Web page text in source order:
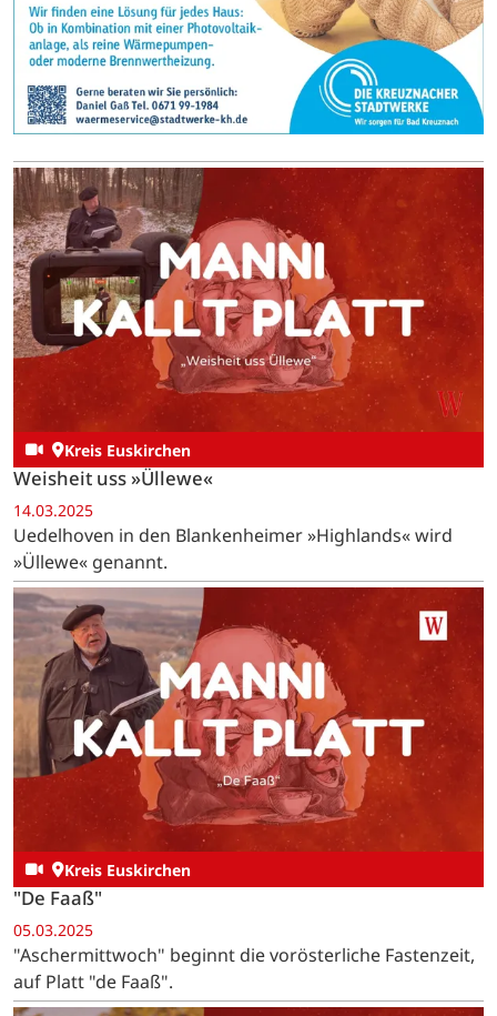
Kreis Euskirchen
Weisheit uss »Üllewe«
14.03.2025
Uedelhoven in den Blankenheimer »Highlands« wird
»Üllewe« genannt.
Kreis Euskirchen
"De Faaß"
05.03.2025
"Aschermittwoch" beginnt die vorösterliche Fastenzeit,
auf Platt "de Faaß".